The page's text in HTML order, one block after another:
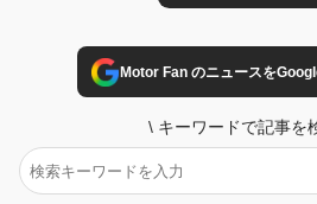
Motor Fan のニュースを
\ キーワードで記事を